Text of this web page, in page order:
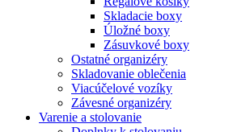
Skladacie boxy
Úložné boxy
Zásuvkové boxy
Ostatné organizéry
Skladovanie oblečenia
Viacúčelové vozíky
Závesné organizéry
Varenie a stolovanie